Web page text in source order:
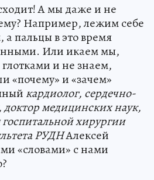
А мы даже и не
Например, лежим себе
пальцы в это время
Или икаем мы,
и не знаем,
«почему» и «зачем»
кардиолог, сердечно-
доктор медицинских наук,
хирургии
РУДНАлексей
«словами» с нами